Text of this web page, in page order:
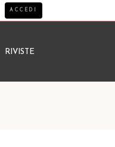
ACCEDI
RIVISTE